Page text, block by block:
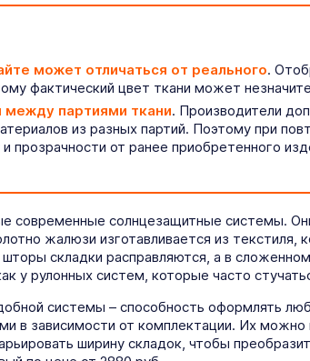
может отличаться от реального.
фактический цвет ткани может
партиями ткани. Производители
из разных партий. Поэтому при
и прозрачности от ранее приобретенного
солнцезащитные системы.
жалюзи изготавливается из
шторы складки расправляются, а в
у рулонных систем, которые часто
системы – способность оформлять
в зависимости от комплектации. Их можно
ширину складок, чтобы